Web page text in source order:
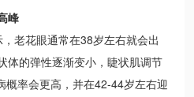
峰
老花眼通常在38岁左右就会出
体的弹性逐渐变小，睫状肌调节
概率会更高，并在42-44岁左右迎